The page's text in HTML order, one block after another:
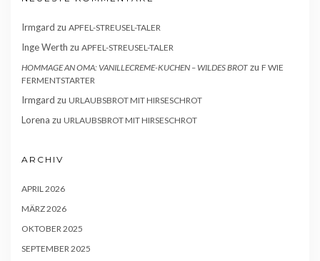
Irmgard zu APFEL-STREUSEL-TALER
Inge Werth zu APFEL-STREUSEL-TALER
HOMMAGE AN OMA: VANILLECREME-KUCHEN – WILDES BROT zu F WIE
FERMENTSTARTER
Irmgard zu URLAUBSBROT MIT HIRSESCHROT
Lorena zu URLAUBSBROT MIT HIRSESCHROT
ARCHIV
APRIL 2026
MÄRZ 2026
OKTOBER 2025
SEPTEMBER 2025